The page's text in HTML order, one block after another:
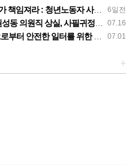
6일전
고의 철저한 진상규명과 재발방지 대책 마련하라
07.16
의원직 상실, 사필귀정이다
07.01
노총 강원지역본부 폭염감시단 선포 기자회견
+